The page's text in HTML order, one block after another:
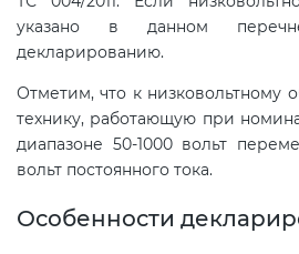
указано в данном
декларированию.
Отметим, что к низковольтному
технику, работающую при
диапазоне 50-1000 вольт
вольт постоянного тока.
Особенности